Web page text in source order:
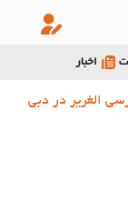
اخبار
الغریر در دبی